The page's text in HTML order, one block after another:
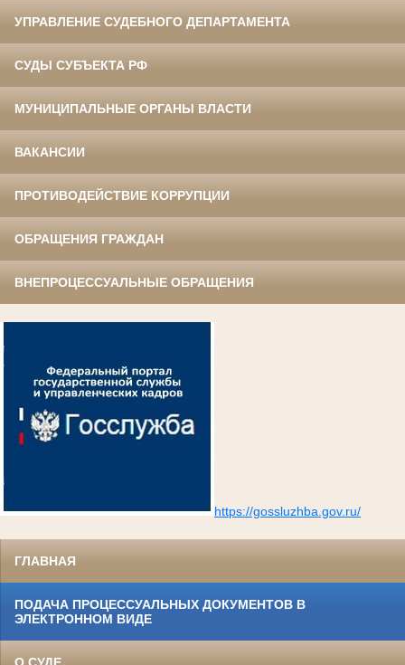
УПРАВЛЕНИЕ СУДЕБНОГО ДЕПАРТАМЕНТА
СУДЫ СУБЪЕКТА РФ
МУНИЦИПАЛЬНЫЕ ОРГАНЫ ВЛАСТИ
ВАКАНСИИ
ПРОТИВОДЕЙСТВИЕ КОРРУПЦИИ
ОБРАЩЕНИЯ ГРАЖДАН
ВНЕПРОЦЕССУАЛЬНЫЕ ОБРАЩЕНИЯ
https://gossluzhba.gov.ru/
ГЛАВНАЯ
ПОДАЧА ПРОЦЕССУАЛЬНЫХ ДОКУМЕНТОВ В
ЭЛЕКТРОННОМ ВИДЕ